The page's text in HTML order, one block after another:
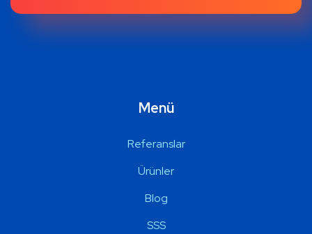
Menü
Referanslar
Ürünler
Blog
SSS